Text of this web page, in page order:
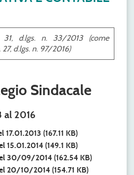
d.lgs. n. 33/2013 (come
d.lgs. n. 97/2016)
Sindacale
al 2016
17.01.2013 (167.11 KB)
15.01.2014 (149.1 KB)
30/09/2014 (162.54 KB)
20/10/2014 (154.71 KB)